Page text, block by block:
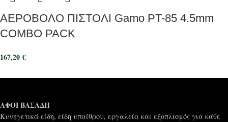
ΑΕΡΟΒΟΛΟ ΠΙΣΤΟΛΙ Gamo PT-85 4.5mm
COMBO PACK
167,20€
ΑΦΟΙ ΒΑΣΑΔΗ
Κυνηγετικά είδη, είδη υπαίθρου, εργαλεία και εξοπλισμός για κάθε